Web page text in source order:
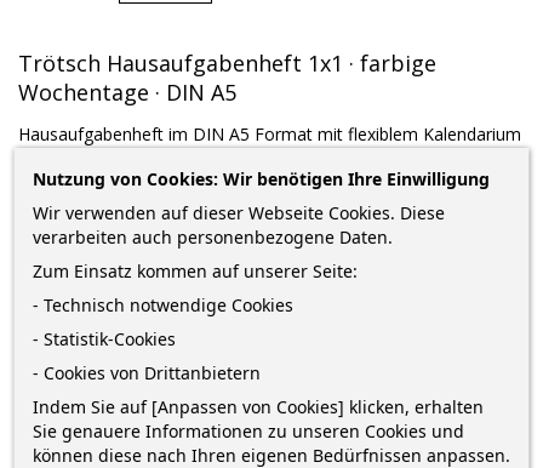
Trötsch Hausaufgabenheft 1x1 · farbige
Wochentage · DIN A5
Hausaufgabenheft im DIN A5 Format mit flexiblem Kalendarium
4,84 €
inkl. MwSt. zzgl. Versandkosten *Lieferung in 2-5 Werktagen*
Menge
IN DEN WARENKORB 0
Nutzung von Cookies: Wir benötigen Ihre Einwilligung
Wir verwenden auf dieser Webseite Cookies. Diese
verarbeiten auch personenbezogene Daten.
Zum Einsatz kommen auf unserer Seite:
- Technisch notwendige Cookies
- Statistik-Cookies
- Cookies von Drittanbietern
Indem Sie auf [Anpassen von Cookies] klicken, erhalten
Sie genauere Informationen zu unseren Cookies und
können diese nach Ihren eigenen Bedürfnissen anpassen.